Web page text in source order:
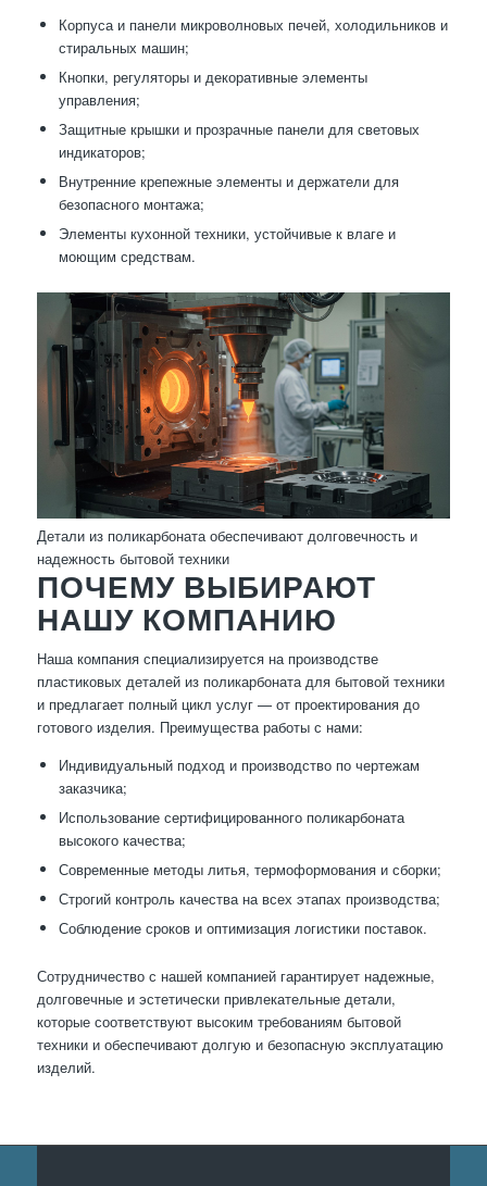
Корпуса и панели микроволновых печей, холодильников и
стиральных машин;
Кнопки, регуляторы и декоративные элементы
управления;
Защитные крышки и прозрачные панели для световых
индикаторов;
Внутренние крепежные элементы и держатели для
безопасного монтажа;
Элементы кухонной техники, устойчивые к влаге и
моющим средствам.
Детали из поликарбоната обеспечивают долговечность и
надежность бытовой техники
ПОЧЕМУ ВЫБИРАЮТ
НАШУ КОМПАНИЮ
Наша компания специализируется на производстве
пластиковых деталей из поликарбоната для бытовой техники
и предлагает полный цикл услуг — от проектирования до
готового изделия. Преимущества работы с нами:
Индивидуальный подход и производство по чертежам
заказчика;
Использование сертифицированного поликарбоната
высокого качества;
Современные методы литья, термоформования и сборки;
Строгий контроль качества на всех этапах производства;
Соблюдение сроков и оптимизация логистики поставок.
Сотрудничество с нашей компанией гарантирует надежные,
долговечные и эстетически привлекательные детали,
которые соответствуют высоким требованиям бытовой
техники и обеспечивают долгую и безопасную эксплуатацию
изделий.